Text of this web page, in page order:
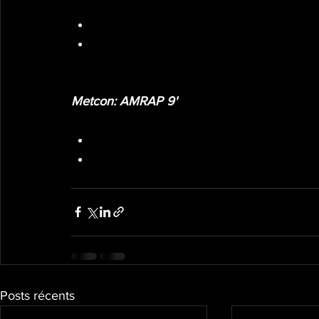
Metcon: AMRAP 9'
Posts récents